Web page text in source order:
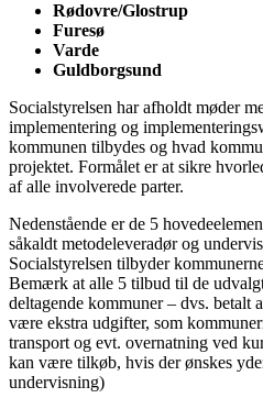
Rødovre/Glostrup
Furesø
Varde
Guldborgsund
Socialstyrelsen har afholdt møder
implementering og
kommunen tilbydes og hvad
projektet. Formålet er at sikre
af alle involverede parter.
Nedenstående er de 5
såkaldt metodeleveradør og
Socialstyrelsen tilbyder
Bemærk at alle 5 tilbud til de
deltagende kommuner – dvs. betalt
være ekstra udgifter, som
transport og evt. overnatning ved
kan være tilkøb, hvis der ønskes
undervisning)